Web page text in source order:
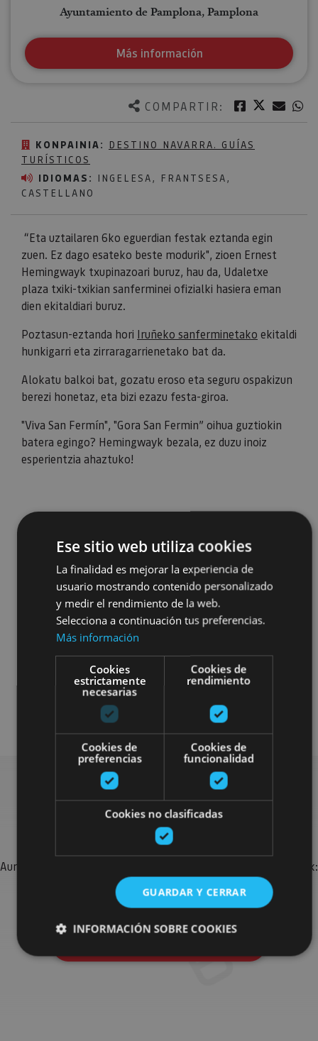
COMPARTIR: Facebook
Twitter
KONPAINIA:
DESTINO NAVARRA. GUÍAS
TURÍSTICOS
IDIOMAS:
INGELESA, FRANTSESA,
CASTELLANO
“Eta uztailaren 6ko eguerdian festak eztanda egin
zuen. Ez dago esateko beste modurik", zioen Ernest
Hemingwayk txupinazoari buruz, hau da, Udaletxe
plaza txiki-txikian sanferminei ofizialki hasiera eman
dien ekitaldiari buruz.
Poztasun-eztanda hori Iruñeko sanferminetako ekitaldi
hunkigarri eta zirraragarrienetako bat da.
Alokatu balkoi bat, gozatu eroso eta seguru ospakizun
berezi honetaz, eta bizi ezazu festa-giroa.
"Viva San Fermín", "Gora San Fermin” oihua guztiokin
batera egingo? Hemingwayk bezala, ez duzu inoiz
esperientzia ahaztuko!
Ayuntamiento de Pamplona, Pamplona
Más información
Bilatu plan gehiago
Aurkitu zure bidaia Nafarroan osatzeko planak eta iradokizunak:
jarduera antolatuak, bisitak eta agendaren ekitaldi
garrantzitsuenak.
Ese sitio web utiliza cookies
La finalidad es mejorar la experiencia de
usuario mostrando contenido personalizado
y medir el rendimiento de la web.
Selecciona a continuación tus preferencias.
Más información
Cookies
estrictamente
necesarias
Cookies de
rendimiento
Cookies de
preferencias
Cookies de
funcionalidad
Cookies no clasificadas
GUARDAR Y CERRAR
INFORMACIÓN SOBRE COOKIES